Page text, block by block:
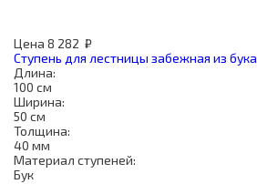
Цена 8 282 ₽
Ступень для лестницы забежная из бука
Длина:
100 см
Ширина:
50 см
Толщина:
40 мм
Материал ступеней:
Бук